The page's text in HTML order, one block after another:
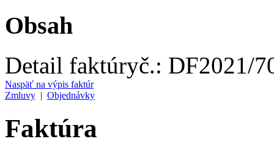
Obsah
Detail faktúryč.: DF2021/
Naspäť na výpis faktúr
Zmluvy | Objednávky
Faktúra